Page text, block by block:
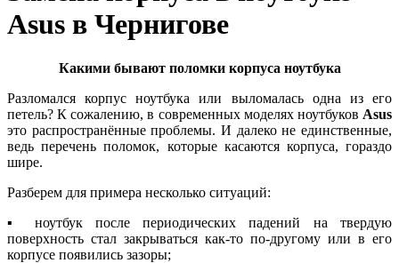
Asus в Чернигове
Какими бывают поломки корпуса ноутбука
Разломался корпус ноутбука или выломалась одна из его
петель? К сожалению, в современных моделях ноутбуков Asus
это распространённые проблемы. И далеко не единственные,
ведь перечень поломок, которые касаются корпуса, гораздо
шире.
Разберем для примера несколько ситуаций:
▪ ноутбук после периодических падений на твердую
поверхность стал закрываться как-то по-другому или в его
корпусе появились зазоры;